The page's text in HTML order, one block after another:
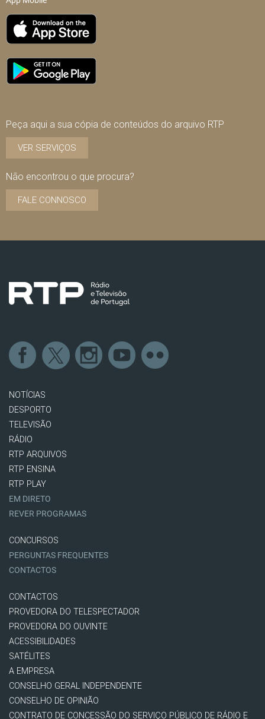
Peça aqui a sua cópia de conteúdos do arquivo RTP
VER SERVIÇOS
Não encontrou o que procura?
FALE CONNOSCO
NOTÍCIAS
DESPORTO
TELEVISÃO
RÁDIO
RTP ARQUIVOS
RTP ENSINA
RTP PLAY
EM DIRETO
REVER PROGRAMAS
CONCURSOS
PERGUNTAS FREQUENTES
CONTACTOS
CONTACTOS
PROVEDORA DO TELESPECTADOR
PROVEDORA DO OUVINTE
ACESSIBILIDADES
SATÉLITES
A EMPRESA
CONSELHO GERAL INDEPENDENTE
CONSELHO DE OPINIÃO
CONTRATO DE CONCESSÃO DO SERVIÇO PÚBLICO DE RÁDIO E